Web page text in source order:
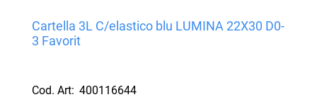
Cartella 3L C/elastico blu LUMINA 22X30 D0-
3 Favorit
Cod. Art: 400116644